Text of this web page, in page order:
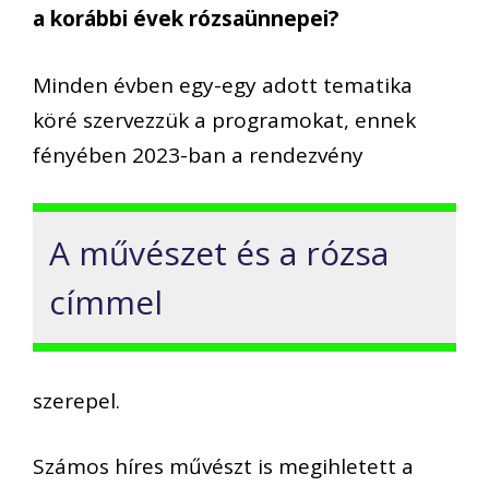
a korábbi évek rózsaünnepei?
Minden évben egy-egy adott tematika
köré szervezzük a programokat, ennek
fényében 2023-ban a rendezvény
A művészet és a rózsa
címmel
szerepel.
Számos híres művészt is megihletett a